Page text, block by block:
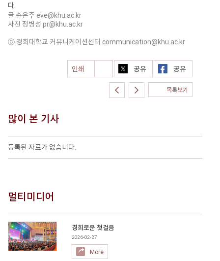
다.
글 손은주 eve@khu.ac.kr
사진 정병성 pr@khu.ac.kr
ⓒ 경희대학교 커뮤니케이션센터 communication@khu.ac.kr
인쇄 공유
공유
목록보기
많이 본 기사
등록된 자료가 없습니다.
멀티미디어
경희로운 첫걸음
2026-02-27
More